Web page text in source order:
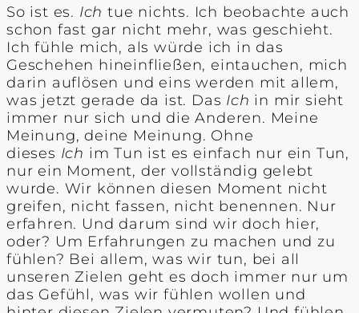
So ist es. Ichtue nichts. Ich beobachte auch
schon fast gar nicht mehr, was geschieht.
Ich fühle mich, als würde ich in das
Geschehen hineinfließen, eintauchen, mich
darin auflösen und eins werden mit allem,
was jetzt gerade da ist. Das Ich in mir sieht
immer nur sich und die Anderen. Meine
Meinung, deine Meinung. Ohne
dieses Ich im Tun ist es einfach nur ein Tun,
nur ein Moment, der vollständig gelebt
wurde. Wir können diesen Moment nicht
greifen, nicht fassen, nicht benennen. Nur
erfahren. Und darum sind wir doch hier,
oder? Um Erfahrungen zu machen und zu
fühlen? Bei allem, was wir tun, bei all
unseren Zielen geht es doch immer nur um
das Gefühl, was wir fühlen wollen und